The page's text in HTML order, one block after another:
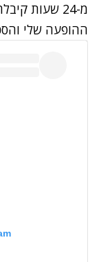
מ-24 שעות
ההופעה שלי והסכים